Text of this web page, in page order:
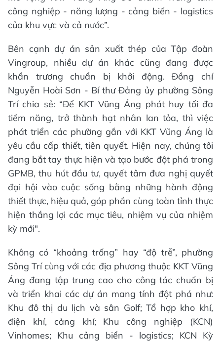
công nghiệp - năng lượng - cảng biển - logistics
của khu vực và cả nước”.
Bên cạnh dự án sản xuất thép của Tập đoàn
Vingroup, nhiều dự án khác cũng đang được
khẩn trương chuẩn bị khởi động. Đồng chí
Nguyễn Hoài Sơn - Bí thư Đảng ủy phường Sông
Trí chia sẻ: “Để KKT Vũng Áng phát huy tối đa
tiềm năng, trở thành hạt nhân lan tỏa, thì việc
phát triển các phường gắn với KKT Vũng Áng là
yêu cầu cấp thiết, tiên quyết. Hiện nay, chúng tôi
đang bắt tay thực hiện và tạo bước đột phá trong
GPMB, thu hút đầu tư, quyết tâm đưa nghị quyết
đại hội vào cuộc sống bằng những hành động
thiết thực, hiệu quả, góp phần cùng toàn tỉnh thực
hiện thắng lợi các mục tiêu, nhiệm vụ của nhiệm
kỳ mới".
Không có “khoảng trống” hay “độ trễ”, phường
Sông Trí cùng với các địa phương thuộc KKT Vũng
Áng đang tập trung cao cho công tác chuẩn bị
và triển khai các dự án mang tính đột phá như:
Khu đô thị du lịch và sân Golf; Tổ hợp kho khí,
điện khí, cảng khí; Khu công nghiệp (KCN)
Vinhomes; Khu cảng biển - logistics; KCN Kỳ